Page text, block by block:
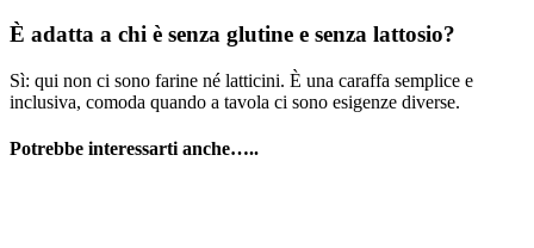
È adatta a chi è senza glutine e senza lattosio?
Sì: qui non ci sono farine né latticini. È una caraffa semplice e
inclusiva, comoda quando a tavola ci sono esigenze diverse.
Potrebbe interessarti anche…..